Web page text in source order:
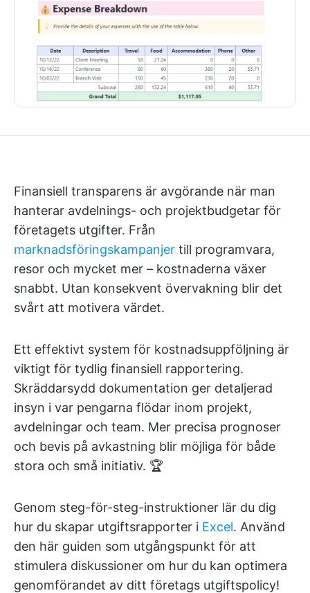
Finansiell transparens är avgörande när man
hanterar avdelnings- och projektbudgetar för
företagets utgifter. Från
marknadsföringskampanjer till programvara,
resor och mycket mer – kostnaderna växer
snabbt. Utan konsekvent övervakning blir det
svårt att motivera värdet.
Ett effektivt system för kostnadsuppföljning är
viktigt för tydlig finansiell rapportering.
Skräddarsydd dokumentation ger detaljerad
insyn i var pengarna flödar inom projekt,
avdelningar och team. Mer precisa prognoser
och bevis på avkastning blir möjliga för både
stora och små initiativ. 🏆
Genom steg-för-steg-instruktioner lär du dig
hur du skapar utgiftsrapporter i Excel. Använd
den här guiden som utgångspunkt för att
stimulera diskussioner om hur du kan optimera
genomförandet av ditt företags utgiftspolicy!